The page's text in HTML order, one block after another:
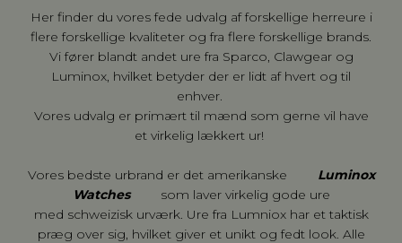
Her finder du vores fede udvalg af forskellige herreure i
flere forskellige kvaliteter og fra flere forskellige brands.
Vi fører blandt andet ure fra Sparco, Clawgear og
Luminox, hvilket betyder der er lidt af hvert og til
enhver.
Vores udvalg er primært til mænd som gerne vil have
et virkelig lækkert ur!
Vores bedste urbrand er det amerikanske
Luminox
Watches
som laver virkelig gode ure
med schweizisk urværk. Ure fra Lumniox har et taktisk
præg over sig, hvilket giver et unikt og fedt look. Alle